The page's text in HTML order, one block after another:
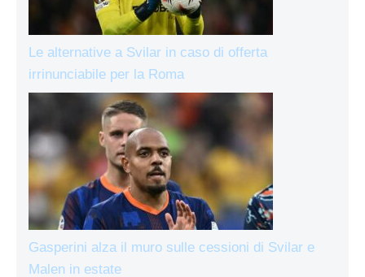
Le alternative a Svilar in caso di offerta
irrinunciabile per la Roma
Gasperini alza il muro sulle cessioni di Svilar e
Malen in estate